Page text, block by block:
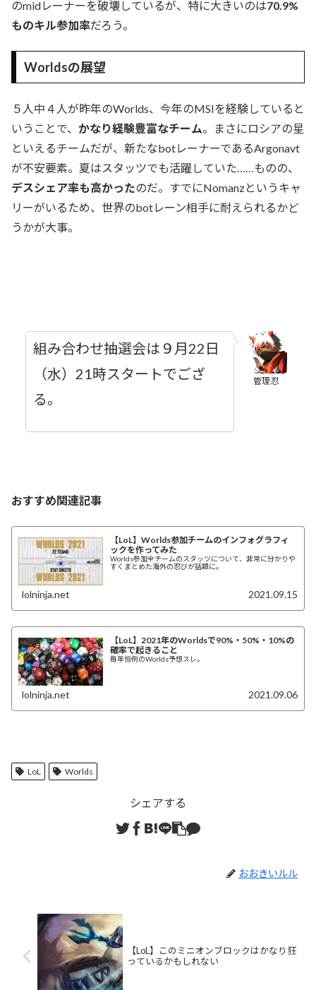
のmidレーナーを破壊しているが、特に大きいのは70.9%
ものキル参加率だろう。
Worldsの展望
５人中４人が昨年のWorlds、今年のMSIを経験していると
いうことで、 かなり経験豊富なチーム。まさにロシアの星
といえるチームだが、新たなbotレーナーであるArgonavt
が不安要素。夏はスタッツでも活躍していた……ものの、
デスシェア率も高かったのだ。すでにNomanzというキャ
リーがいるため、世界のbotレーン相手に耐えられるかど
うかが大事。
管理忍
組み合わせ抽選会は９月22日
（水）21時スタートでござ
る。
おすすめ関連記事
【LoL】Worlds参加チームのインフォグラフィ
ックを作ってみた
Worlds参加全チームのスタッツについて、非常に分かりや
すくまとめた海外の忍びが話題に。
lolninja.net 2021.09.15
【LoL】2021年のWorldsで90%・50%・10%の
確率で起きること
毎年恒例のWorlds予想スレ。
lolninja.net 2021.09.06
LoL Worlds
シェアする
おおきいルル
【LoL】このミニオンブロックはかなり狂
っているかもしれない